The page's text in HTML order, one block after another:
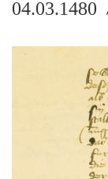
04.03.1480